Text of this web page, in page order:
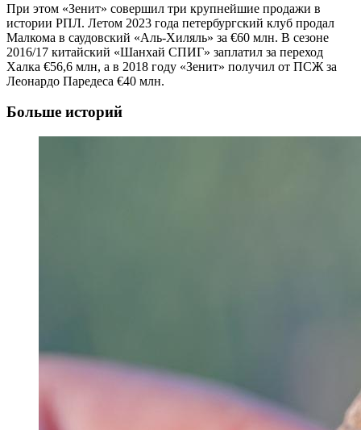
При этом «Зенит» совершил три крупнейшие продажи в
истории РПЛ. Летом 2023 года петербургский клуб продал
Малкома в саудовский «Аль-Хиляль» за €60 млн. В сезоне
2016/17 китайский «Шанхай СПИГ» заплатил за переход
Халка €56,6 млн, а в 2018 году «Зенит» получил от ПСЖ за
Леонардо Паредеса €40 млн.
Больше историй